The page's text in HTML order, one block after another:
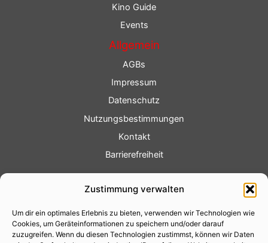
Zustimmung verwalten
Um dir ein optimales Erlebnis zu bieten, verwenden wir Technologien wie
Cookies, um Geräteinformationen zu speichern und/oder darauf
zuzugreifen. Wenn du diesen Technologien zustimmst, können wir Daten
Kino Guide
Events
Allgemein
AGBs
Impressum
Datenschutz
Nutzungsbestimmungen
Kontakt
Barrierefreiheit
Fotoservice
Videoservice
Werbung